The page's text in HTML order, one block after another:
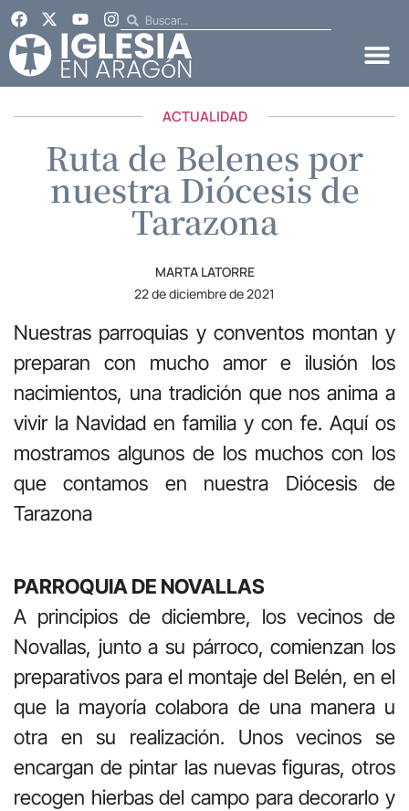
ACTUALIDAD
Ruta de Belenes por
nuestra Diócesis de
Tarazona
MARTA LATORRE
22 de diciembre de 2021
Nuestras parroquias y conventos montan y
preparan con mucho amor e ilusión los
nacimientos, una tradición que nos anima a
vivir la Navidad en familia y con fe. Aquí os
mostramos algunos de los muchos con los
que contamos en nuestra Diócesis de
Tarazona
PARROQUIA DE NOVALLAS
A principios de diciembre, los vecinos de
Novallas, junto a su párroco, comienzan los
preparativos para el montaje del Belén, en el
que la mayoría colabora de una manera u
otra en su realización. Unos vecinos se
encargan de pintar las nuevas figuras, otros
recogen hierbas del campo para decorarlo y